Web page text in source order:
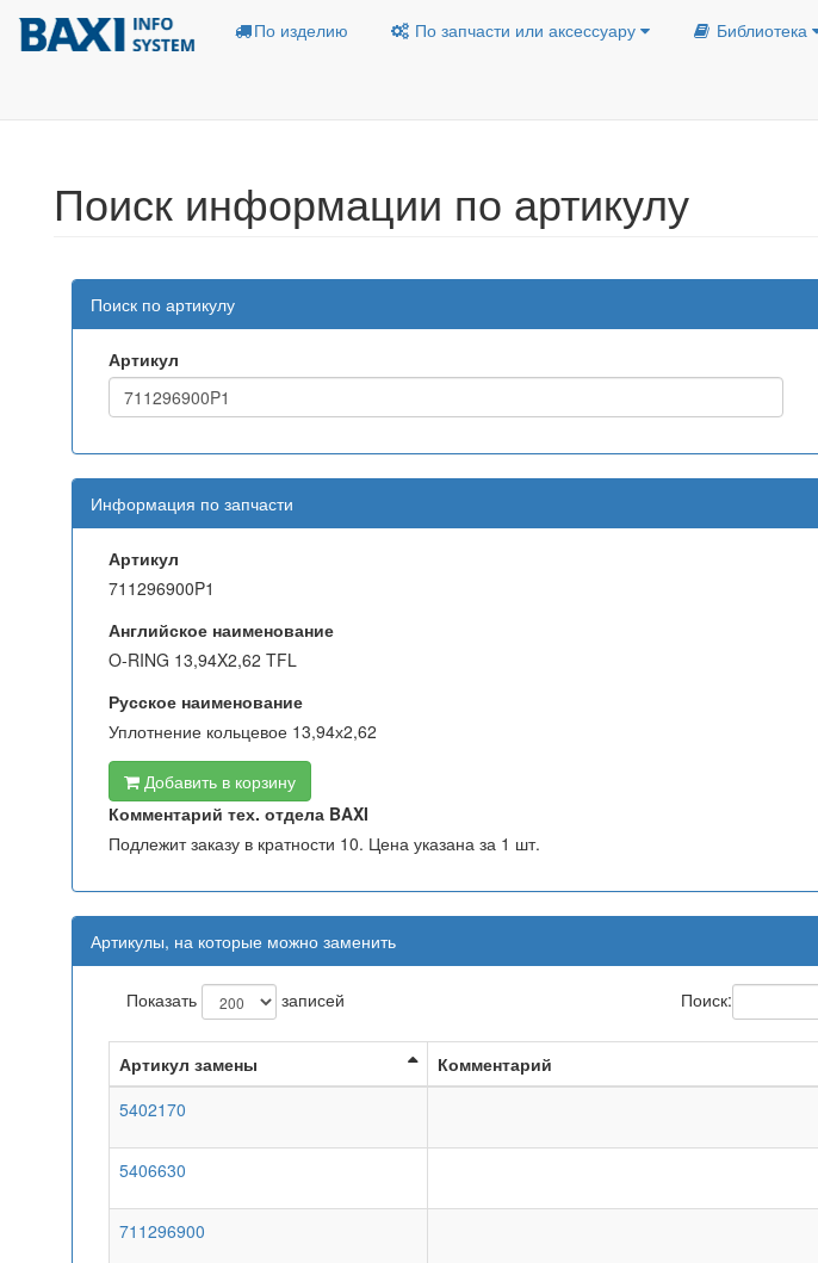
По изделию По запчасти или аксессуару Библиотека
Поиск информации по артикулу
Поиск по артикулу
Артикул
Информация по запчасти
Артикул
711296900P1
Английское наименование
O-RING 13,94X2,62 TFL
Русское наименование
Уплотнение кольцевое 13,94х2,62
Добавить в корзину
Комментарий тех. отдела BAXI
Подлежит заказу в кратности 10. Цена указана за 1 шт.
Артикулы, на которые можно заменить
Показать записей Поиск:
Артикул замены Комментарий
5402170
5406630
711296900